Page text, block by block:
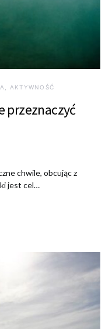
AKTYWNOŚĆ
przeznaczyć
chwile, obcując z
jest cel…